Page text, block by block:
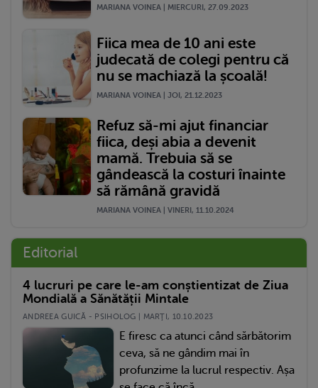
MARIANA VOINEA | MIERCURI, 27.09.2023
Fiica mea de 10 ani este
judecată de colegi pentru că
nu se machiază la școală!
MARIANA VOINEA | JOI, 21.12.2023
Refuz să-mi ajut financiar
fiica, deși abia a devenit
mamă. Trebuia să se
gândească la costuri înainte
să rămână gravidă
MARIANA VOINEA | VINERI, 11.10.2024
Editorial
4 lucruri pe care le-am conștientizat de Ziua
Mondială a Sănătății Mintale
ANDREEA GUICĂ - PSIHOLOG | MARŢI, 10.10.2023
E firesc ca atunci când sărbătorim
ceva, să ne gândim mai în
profunzime la lucrul respectiv. Așa